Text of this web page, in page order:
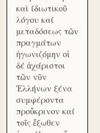
καὶ ίδιωτικοῦ
λόγου καί
μεταδόσεως τῶν
πραγμάτων
ἠγωνιζόμην οἱ
δέ ἀχάριστοι
τῶν νῦν
Ἑλλήνων ξένα
συμφέροντα
προὔκρινον καί
τοῖς ἔξωθεν